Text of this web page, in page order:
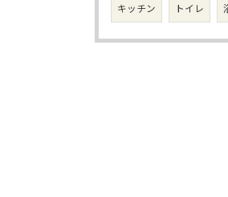
キッチン トイレ